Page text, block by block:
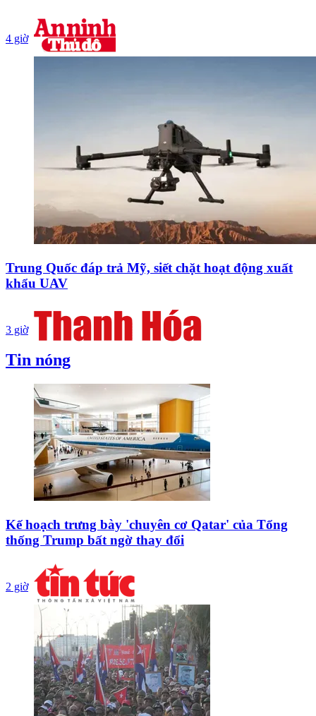
4 giờ
Trung Quốc đáp trả Mỹ, siết chặt hoạt động xuất
khẩu UAV
3 giờ
Tin nóng
Kế hoạch trưng bày 'chuyên cơ Qatar' của Tổng
thống Trump bất ngờ thay đổi
2 giờ